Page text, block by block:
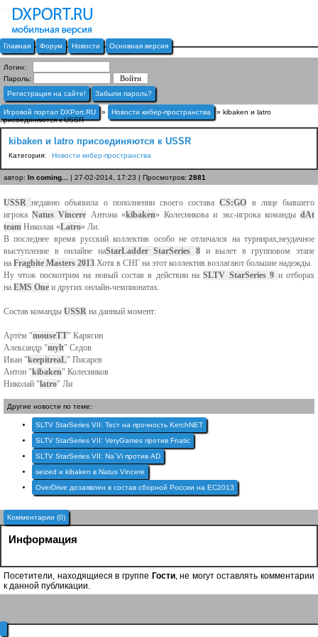
Главная Форум Новости Основная версия
Логин:
Пароль:
Регистрация на сайте!
Забыли пароль?
Игровой портал DXPort.RU » Новости кибер-пространства
» kibaken и latro
присоединяются к USSR
kibaken и latro присоединяются к USSR
Категория: Новости кибер-пространства
автор: In coming... | 27-02-2014, 17:23 | Просмотров: 2881
USSRнедавно объявила о пополнении своего составаCS:GO в лице бывшего
игрокаNatus Vincere Антона «kibaken» Колесникова и экс-игрока командыdAt
team Николая «Latro» Ли.
В последнее время русский коллектив особо не отличался на турнирах,неудачное
выступление в онлайне наStarLadder StarSeries 8 и вылет в групповом этапе
на Fragbite Masters 2013.Хотя в СНГ на этот коллектив возлагают большие надежды.
Ну чтож посмотрим на новый состав в действии наSLTV StarSeries 9 и отборах
на EMS One и других онлайн-чемпионатах.
Состав команды USSR на данный момент:
Артём "mouseTT" Карягин
Александр "mylt" Седов
Иван "keepitreaL" Писарев
Антон "kibaken" Колесников
Николай "latro" Ли
Другие новости по теме:
SLTV StarSeries VII: Тест на прочность KerchNET
SLTV StarSeries VII: VeryGames против Fnatic
SLTV StarSeries VII: Na`Vi против AD
seized и kibaken в Natus Vincere
OverDrive дозаявлен в состав сборной России на EC2013
Комментарии (0)
Информация
Посетители, находящиеся в группе Гости, не могут оставлять комментарии
к данной публикации.